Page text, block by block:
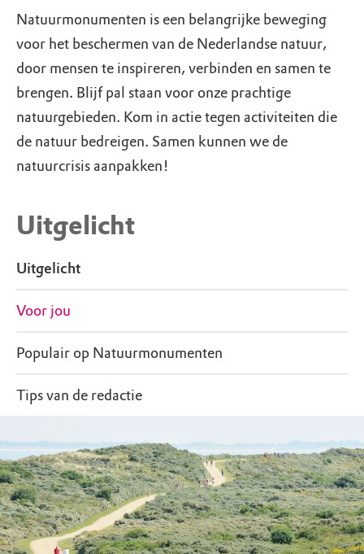
Natuurmonumenten is een belangrijke beweging
voor het beschermen van de Nederlandse natuur,
door mensen te inspireren, verbinden en samen te
brengen. Blijf pal staan voor onze prachtige
natuurgebieden. Kom in actie tegen activiteiten die
de natuur bedreigen. Samen kunnen we de
natuurcrisis aanpakken!
Uitgelicht
Uitgelicht
Voor jou
Populair op Natuurmonumenten
Tips van de redactie